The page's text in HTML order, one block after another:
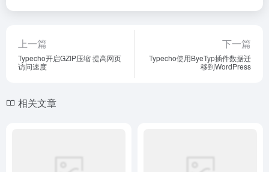
上一篇
Typecho开启GZIP压缩 提高网页
访问速度
下一篇
Typecho使用ByeTyp插件数据迁
移到WordPress
相关文章